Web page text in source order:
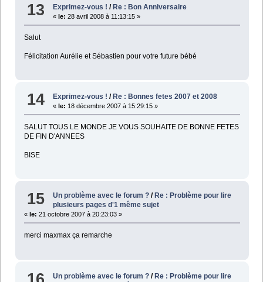
13 Exprimez-vous ! /Re : Bon Anniversaire
«le: 28 avril 2008 à 11:13:15 »
Salut
Félicitation Aurélie et Sébastien pour votre future bébé
14 Exprimez-vous ! / Re : Bonnes fetes 2007 et 2008
«le: 18 décembre 2007 à 15:29:15 »
SALUT TOUS LE MONDE JE VOUS SOUHAITE DE BONNE FETES
DE FIN D'ANNEES
BISE
15 Un problème avec le forum ? / Re : Problème pour lire
plusieurs pages d'1 même sujet
« le: 21 octobre 2007 à 20:23:03 »
merci maxmax ça remarche
Un problème avec le forum ? / Re : Problème pour lire